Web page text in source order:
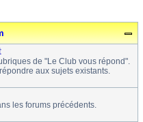
de "Le Club vous répond".
aux sujets existants.
les forums précédents.